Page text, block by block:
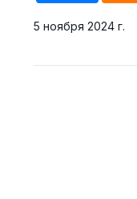
5 ноября 2024 г.